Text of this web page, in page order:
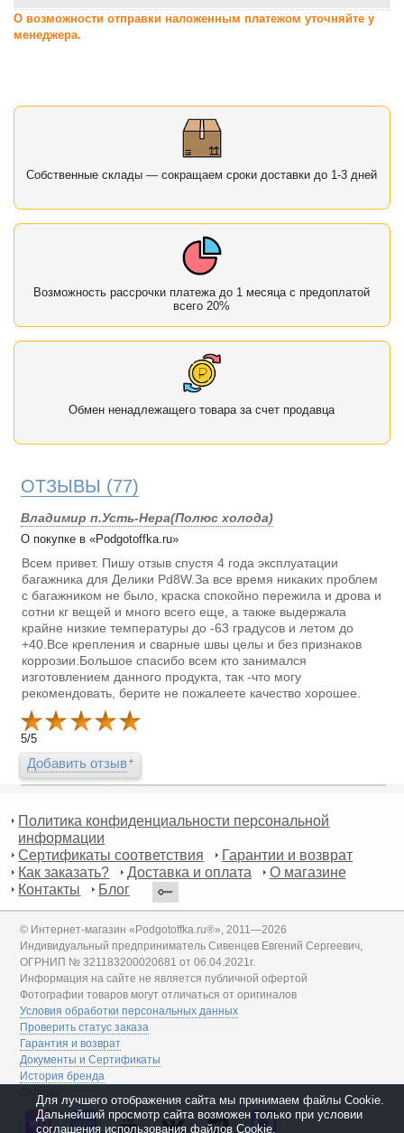
О возможности отправки наложенным платежом уточняйте у
менеджера.
Собственные склады — сокращаем сроки доставки до 1-3 дней
Возможность рассрочки платежа до 1 месяца с предоплатой
всего 20%
Обмен ненадлежащего товара за счет продавца
ОТЗЫВЫ (77)
Владимир п.Усть-Нера(Полюс холода)
О покупке в «Podgotoffka.ru»
Всем привет. Пишу отзыв спустя 4 года эксплуатации
багажника для Делики Pd8W.За все время никаких проблем
с багажником не было, краска спокойно пережила и дрова и
сотни кг вещей и много всего еще, а также выдержала
крайне низкие температуры до -63 градусов и летом до
+40.Все крепления и сварные швы целы и без признаков
коррозии.Большое спасибо всем кто занимался
изготовлением данного продукта, так -что могу
рекомендовать, берите не пожалеете качество хорошее.
5/5
Добавить отзыв
Политика конфиденциальности персональной
информации
Сертификаты соответствия
Гарантии и возврат
Как заказать?
Доставка и оплата
О магазине
Контакты
Блог
© Интернет-магазин «Podgotoffka.ru®», 2011—2026
Индивидуальный предприниматель Сивенцев Евгений Сергеевич,
ОГРНИП № 321183200020681 от 06.04.2021г.
Информация на сайте не является публичной офертой
Фотографии товаров могут отличаться от оригиналов
Условия обработки персональных данных
Проверить статус заказа
Гарантия и возврат
Документы и Сертификаты
История бренда
Для лучшего отображения сайта мы принимаем файлы Cookie.
Дальнейший просмотр сайта возможен только при условии
соглашения использования файлов Cookie.